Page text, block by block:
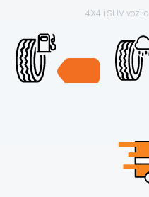
4X4 i SUV vozilo